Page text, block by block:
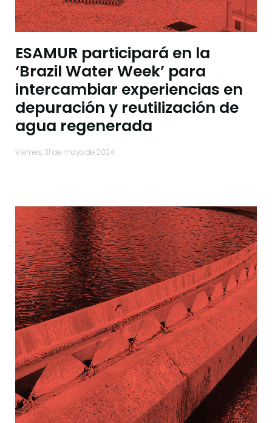
ESAMUR participará en la
‘Brazil Water Week’ para
intercambiar experiencias en
depuración y reutilización de
agua regenerada
viernes, 31 de mayo de 2024